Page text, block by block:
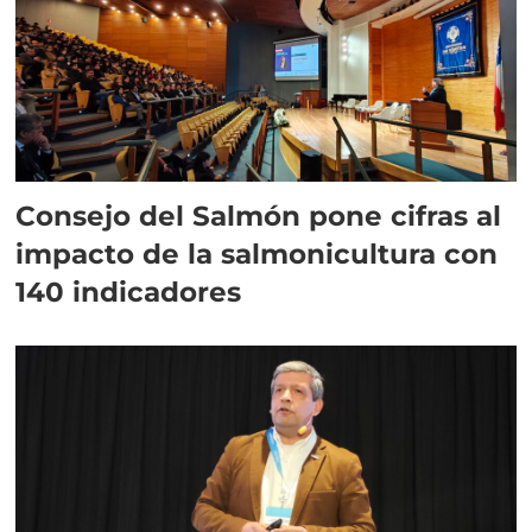
Consejo del Salmón pone cifras al
impacto de la salmonicultura con
140 indicadores